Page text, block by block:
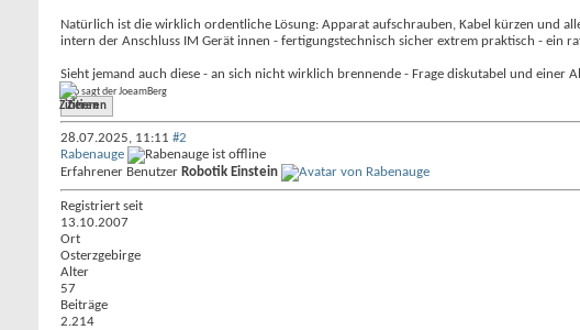
Natürlich ist die wirklich ordentliche Lösung: Apparat aufschrauben, Kabel kürzen und
intern der Anschluss IM Gerät innen - fertigungstechnisch sicher extrem praktisch - ein
Sieht jemand auch diese - an sich nicht wirklich brennende - Frage diskutabel und einer
Ciao sagt der JoeamBerg
Zitieren
28.07.2025, 11:11 #2
Rabenauge
Erfahrener Benutzer Robotik Einstein
Registriert seit
13.10.2007
Ort
Osterzgebirge
Alter
57
Beiträge
2.214